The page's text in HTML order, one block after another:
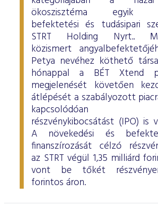
ökoszisztéma egyik
befektetési és tudásipari
STRT Holding Nyrt..
közismert
Petya nevéhez köthető
hónappal a BÉT Xtend
megjelenését követően
átlépését a szabályozott
kapcsolódóan
részvénykibocsátást (IPO) is
A növekedési és
finanszírozását célzó
az STRT végül 1,35 milliárd
vont be tőkét
forintos áron.